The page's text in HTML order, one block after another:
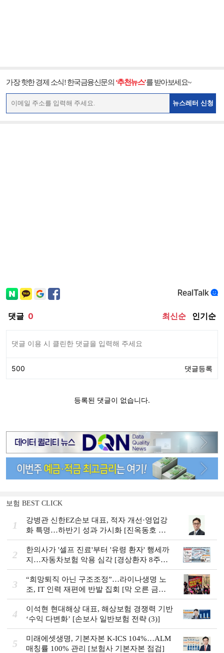
가장 핫한 경제 소식! 한국금융신문의 ‘추천뉴스’를 받아보세요~
뉴스레터 신청
보험 BEST CLICK
1
강병관 신한EZ손보 대표, 적자 개선·영업강
화 특명…하반기 성과 가시화 [진옥동호 신
한금융, 부스트업 점검]
2
한의사가 '셀프 진료'부터 '유령 환자' 행세까
지…자동차보험 악용 심각 [경상환자 8주룰
도입 초읽기]
3
“희망퇴직 아닌 구조조정”…라이나생명 노
조, IT 인력 재편에 반발 집회 [막 오른 금융
권 하투(夏鬪)]
4
이석현 현대해상 대표, 해상보험 경쟁력 기반
‘수익 다변화ʼ [손보사 일반보험 전략 (3)]
5
미래에셋생명, 기본자본 K-ICS 104%…ALM
매칭률 100% 관리 [보험사 기본자본 점검]